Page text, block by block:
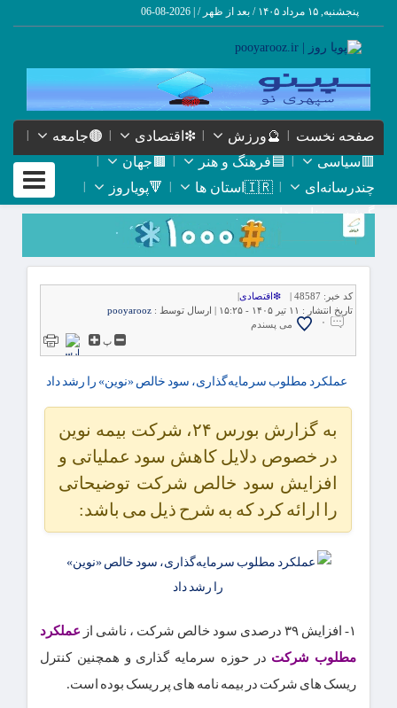
پنجشنبه, ۱۵ مرداد ۱۴۰۵ / بعد از ظهر / |
2026-08-06
صفحه نخست 🔮ورزش ❇اقتصادی
🟤جامعه
🟥سیاسی
🟦فرهنگ و هنر
🟫جهان
چندرسانه‌ای
🇮🇷استان ها
🔻پویاروز
گیشه روزنامه ها
Toggle
کد خبر: 48587 | ❇اقتصادی
تاریخ انتشار : ۱۱ تیر ۱۴۰۵ - ۱۵:۲۵ | ارسال توسط : pooyarooz
۰
می پسندم
پ
عملکرد مطلوب سرمایه‌گذاری، سود خالص «نوین» را رشد داد
به گزارش بورس ۲۴، شرکت بیمه نوین
در خصوص دلایل کاهش سود عملیاتی و
افزایش سود خالص شرکت توضیحاتی
را ارائه کرد که به شرح ذیل می باشد:
۱- افزایش ۳۹ درصدی سود خالص شرکت ، ناشی از
عملکرد
مطلوب شرکت در حوزه سرمایه گذاری و همچنین کنترل
ریسک های شرکت در بیمه نامه های پر ریسک بوده است.